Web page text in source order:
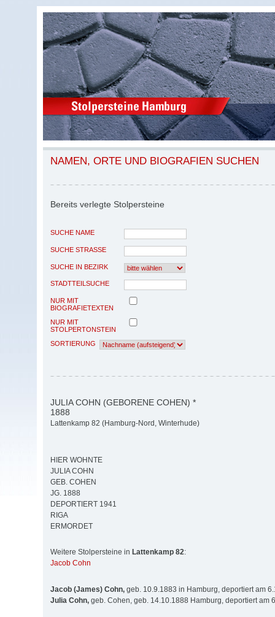
NAMEN, ORTE UND BIOGRAFIEN SUCHEN
Bereits verlegte Stolpersteine
SUCHE NAME
SUCHE STRASSE
SUCHE IN BEZIRK
STADTTEILSUCHE
NUR MIT
BIOGRAFIETEXTEN
NUR MIT
STOLPERTONSTEIN
SORTIERUNG
JULIA COHN (GEBORENE COHEN) *
1888
Lattenkamp 82 (Hamburg-Nord, Winterhude)
HIER WOHNTE
JULIA COHN
GEB. COHEN
JG. 1888
DEPORTIERT 1941
RIGA
ERMORDET
Weitere Stolpersteine in Lattenkamp 82:
Jacob Cohn
Jacob (James) Cohn, geb. 10.9.1883 in Hamburg, deportiert am
Julia Cohn, geb. Cohen, geb. 14.10.1888 Hamburg, deportiert am